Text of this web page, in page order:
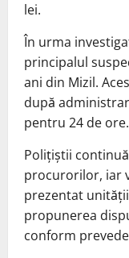
lei.
În urma
principalul
ani din Mizil.
după
pentru 24 de ore.
Polițiștii
procurorilor, iar
prezentat
propunerea
conform